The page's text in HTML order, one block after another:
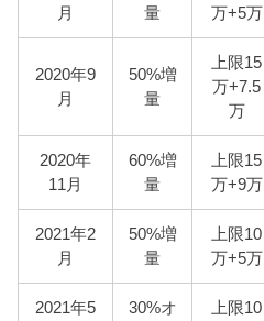
月
量
万+5万
2020年9
月
50%増
量
上限15
万+7.5
万
2020年
11月
60%増
量
上限15
万+9万
2021年2
月
50%増
量
上限10
万+5万
2021年5
30%オ
上限10